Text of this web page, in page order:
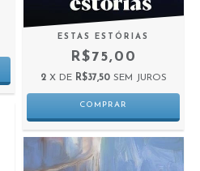
ESTAS ESTÓRIAS
R$75,00
2 X DE R$37,50 SEM JUROS